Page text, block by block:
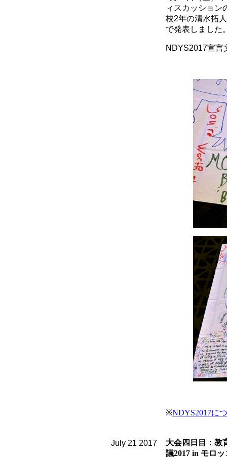
ィスカッション
校2年の清水拓
で発表しました
NDYS2017宣言
※NDYS2017に
July 21 2017
大会四日目：教
議2017 in モロ